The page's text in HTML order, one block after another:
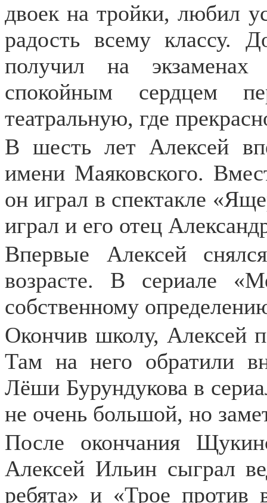
двоек на тройки, любил
радость всему классу.
получил на
спокойным сердцем
театральную, где
В шесть лет Алексей
имени Маяковского.
он играл в спектакле
играл и его отец
Впервые Алексей
возрасте. В сериале
собственному
Окончив школу, Алексей
Там на него обратили
Лёши Бурундукова в
не очень большой, но
После окончания
Алексей Ильин сыграл
ребята» и «Трое против